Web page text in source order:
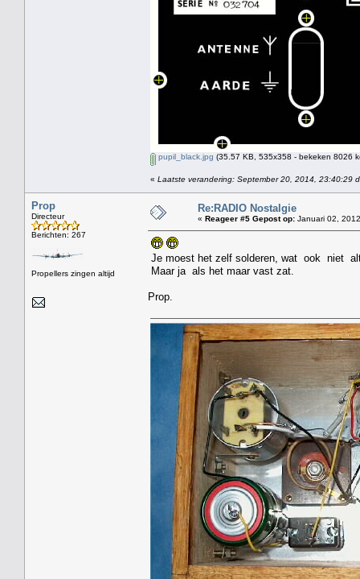
pupil_black.jpg (35.57 KB, 535x358 - bekeken 8026
« Laatste verandering: September 20, 2014, 23:40:29
Prop
Directeur
Berichten: 267
Propellers zingen altijd
Re:RADIO Nostalgie
« Reageer #5 Gepost op: Januari 02,
Je moest het zelf solderen, wat ook niet
Maar ja als het maar vast zat.
Prop.